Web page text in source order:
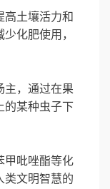
高土壤活力和
化肥使用，
主，通过在果
的某种虫子下
甲吡唑酯等化
类文明智慧的